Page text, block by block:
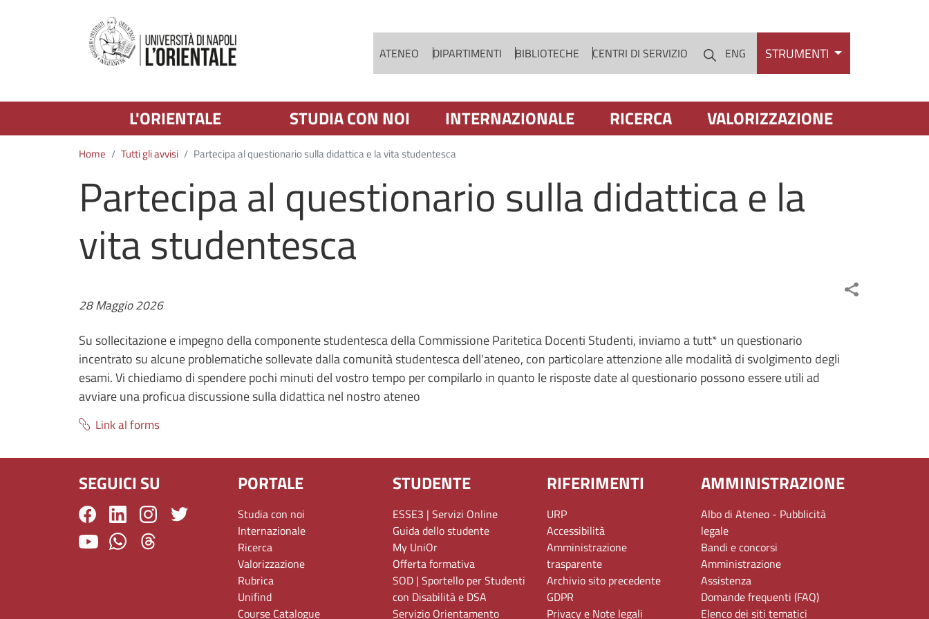
ATENEO DIPARTIMENTI BIBLIOTECHE CENTRI DI SERVIZIO CercaENG STRUMENTI
L'ORIENTALE STUDIA CON NOI INTERNAZIONALE RICERCA VALORIZZAZIONE
Home Tutti gli avvisi Partecipa al questionario sulla didattica e la vita studentesca
Partecipa al questionario sulla didattica e la
vita studentesca
28 Maggio 2026
Su sollecitazione e impegno della componente studentesca della Commissione Paritetica Docenti Studenti, inviamo a tutt* un questionario
incentrato su alcune problematiche sollevate dalla comunità studentesca dell'ateneo, con particolare attenzione alle modalità di svolgimento degli
esami. Vi chiediamo di spendere pochi minuti del vostro tempo per compilarlo in quanto le risposte date al questionario possono essere utili ad
avviare una proficua discussione sulla didattica nel nostro ateneo
Link al forms
SEGUICI SU PORTALE
Studia con noi
Internazionale
Ricerca
Valorizzazione
Rubrica
Unifind
Course Catalogue
STUDENTE
ESSE3 | Servizi Online
Guida dello studente
My UniOr
Offerta formativa
SOD | Sportello per Studenti
con Disabilità e DSA
Servizio Orientamento
RIFERIMENTI
URP
Accessibilità
Amministrazione
trasparente
Archivio sito precedente
GDPR
Privacy e Note legali
AMMINISTRAZIONE
Albo di Ateneo - Pubblicità
legale
Bandi e concorsi
Amministrazione
Assistenza
Domande frequenti (FAQ)
Elenco dei siti tematici